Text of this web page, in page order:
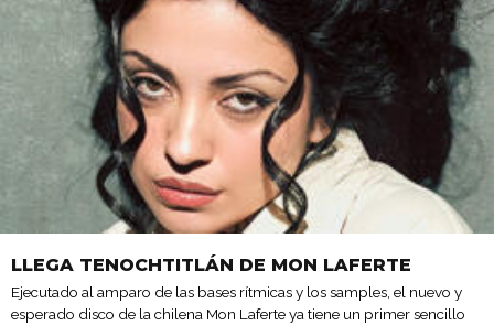
LLEGA TENOCHTITLÁN DE MON LAFERTE
Ejecutado al amparo de las bases rítmicas y los samples, el nuevo y
esperado disco de la chilena Mon Laferte ya tiene un primer sencillo